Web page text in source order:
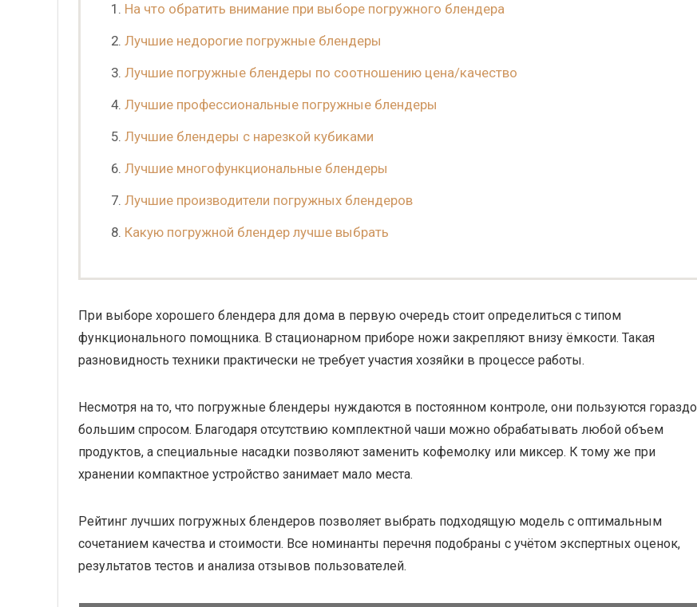
На что обратить внимание при выборе погружного блендера
Лучшие недорогие погружные блендеры
Лучшие погружные блендеры по соотношению цена/качество
Лучшие профессиональные погружные блендеры
Лучшие блендеры с нарезкой кубиками
Лучшие многофункциональные блендеры
Лучшие производители погружных блендеров
Какую погружной блендер лучше выбрать
При выборе хорошего блендера для дома в первую очередь стоит определиться с типом
функционального помощника. В стационарном приборе ножи закрепляют внизу ёмкости. Такая
разновидность техники практически не требует участия хозяйки в процессе работы.
Несмотря на то, что погружные блендеры нуждаются в постоянном контроле, они пользуются гораздо
большим спросом. Благодаря отсутствию комплектной чаши можно обрабатывать любой объем
продуктов, а специальные насадки позволяют заменить кофемолку или миксер. К тому же при
хранении компактное устройство занимает мало места.
Рейтинг лучших погружных блендеров позволяет выбрать подходящую модель с оптимальным
сочетанием качества и стоимости. Все номинанты перечня подобраны с учётом экспертных оценок,
результатов тестов и анализа отзывов пользователей.